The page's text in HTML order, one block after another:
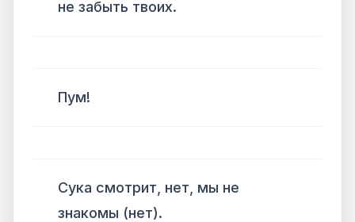
не забыть твоих.
Пум!
Сука смотрит, нет, мы не
знакомы (нет).